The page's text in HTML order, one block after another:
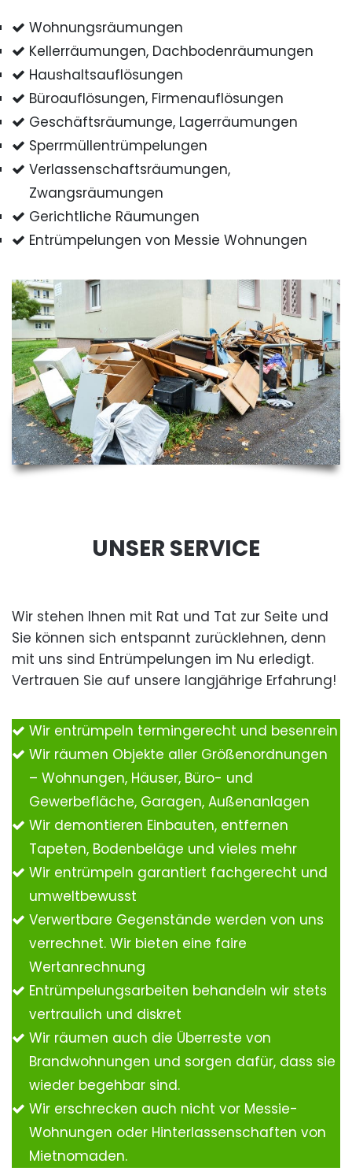
Wohnungsräumungen
Kellerräumungen, Dachbodenräumungen
Haushaltsauflösungen
Büroauflösungen, Firmenauflösungen
Geschäftsräumunge, Lagerräumungen
Sperrmüllentrümpelungen
Verlassenschaftsräumungen,
Zwangsräumungen
Gerichtliche Räumungen
Entrümpelungen von Messie Wohnungen
UNSER SERVICE
Wir stehen Ihnen mit Rat und Tat zur Seite und
Sie können sich entspannt zurücklehnen, denn
mit uns sind Entrümpelungen im Nu erledigt.
Vertrauen Sie auf unsere langjährige Erfahrung!
Wir entrümpeln termingerecht und besenrein
Wir räumen Objekte aller Größenordnungen
– Wohnungen, Häuser, Büro- und
Gewerbefläche, Garagen, Außenanlagen
Wir demontieren Einbauten, entfernen
Tapeten, Bodenbeläge und vieles mehr
Wir entrümpeln garantiert fachgerecht und
umweltbewusst
Verwertbare Gegenstände werden von uns
verrechnet. Wir bieten eine faire
Wertanrechnung
Entrümpelungsarbeiten behandeln wir stets
vertraulich und diskret
Wir räumen auch die Überreste von
Brandwohnungen und sorgen dafür, dass sie
wieder begehbar sind.
Wir erschrecken auch nicht vor Messie-
Wohnungen oder Hinterlassenschaften von
Mietnomaden.